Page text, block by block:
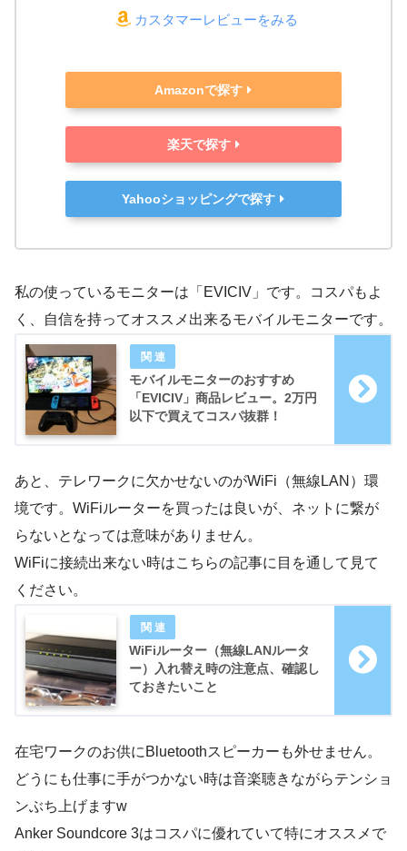
カスタマーレビューをみる
Amazonで探す
楽天で探す
Yahooショッピングで探す
私の使っているモニターは「EVICIV」です。コスパもよ
く、自信を持ってオススメ出来るモバイルモニターです。
モバイルモニターのおすすめ
「EVICIV」商品レビュー。2万円
以下で買えてコスパ抜群！
あと、テレワークに欠かせないのがWiFi（無線LAN）環
境です。WiFiルーターを買ったは良いが、ネットに繋が
らないとなっては意味がありません。
WiFiに接続出来ない時はこちらの記事に目を通して見て
ください。
WiFiルーター（無線LANルータ
ー）入れ替え時の注意点、確認し
ておきたいこと
在宅ワークのお供にBluetoothスピーカーも外せません。
どうにも仕事に手がつかない時は音楽聴きながらテンショ
ンぶち上げますw
Anker Soundcore 3はコスパに優れていて特にオススメで